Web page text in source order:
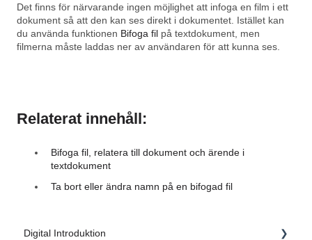
Det finns för närvarande ingen möjlighet att infoga en film i ett
dokument så att den kan ses direkt i dokumentet. Istället kan
du använda funktionen Bifoga fil på textdokument, men
filmerna måste laddas ner av användaren för att kunna ses.
Relaterat innehåll:
Bifoga fil, relatera till dokument och ärende i
textdokument
Ta bort eller ändra namn på en bifogad fil
Digital Introduktion